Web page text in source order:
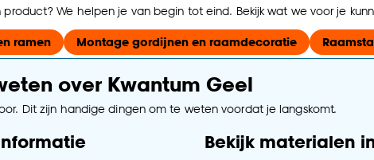
We helpen je van begin tot eind. Bekijk wat we voor je
ramen Montage gordijnen en raamdecoratie
over Kwantum Geel
Dit zijn handige dingen om te weten voordat je langskomt.
Bekijk materialen